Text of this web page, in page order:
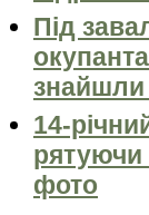
Під
знайшли
14-
рятуючи
фото